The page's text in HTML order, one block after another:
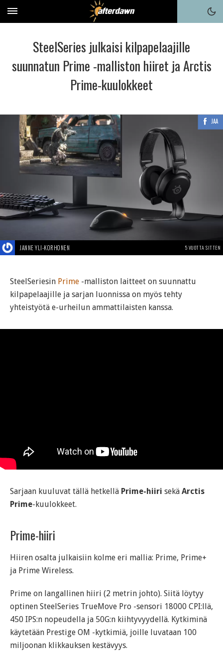
SteelSeries julkaisi kilpapelaajille
suunnatun Prime -malliston hiiret ja Arctis
Prime-kuulokkeet
JAA
JANNE YLI-KORHONEN 5 VUOTTA SITTEN
SteelSeriesin Prime -malliston laitteet on suunnattu
kilpapelaajille ja sarjan luonnissa on myös tehty
yhteistyötä e-urheilun ammattilaisten kanssa.
Sarjaan kuuluvat tällä hetkellä Prime-hiiri sekä Arctis
Prime-kuulokkeet.
Prime-hiiri
Hiiren osalta julkaisiin kolme eri mallia: Prime, Prime+
ja Prime Wireless.
Prime on langallinen hiiri (2 metrin johto). Siitä löytyy
optinen SteelSeries TrueMove Pro -sensori 18000 CPI:llä,
450 IPS:n nopeudella ja 50G:n kiihtyvyydellä. Kytkiminä
käytetään Prestige OM -kytkimiä, joille luvataan 100
miljoonan klikkauksen kestävyys.